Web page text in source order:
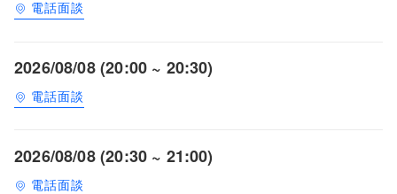
電話面談
2026/08/08 (20:00 ~ 20:30)
電話面談
2026/08/08 (20:30 ~ 21:00)
電話面談